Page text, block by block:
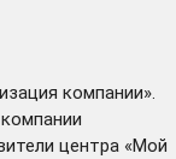
компании».
центра «Мой